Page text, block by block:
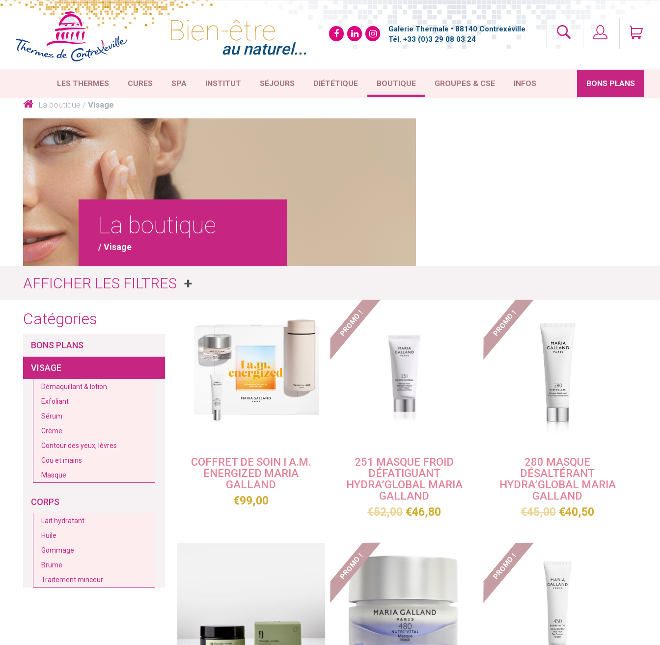
Skip
Bien-être
au naturel...
Galerie Thermale • 88140 Contrexéville
Tél. +33 (0)3 29 08 03 24
LES THERMES CURES SPA INSTITUT SÉJOURS DIÉTÉTIQUE BOUTIQUE GROUPES & CSE INFOS BONS PLANS
La boutique Visage
La boutique
/ Visage
FILTRES
Maria Galland
€299.00
Gamme Bio
Nos best Sellers
Les besoins
Anti-âge
Hydratation
Pureté & éclat
Catégories
BONS PLANS
VISAGE
Démaquillant & lotion
Exfoliant
Sérum
Crème
Contour des yeux, lèvres
Cou et mains
Masque
CORPS
Lait hydratant
Huile
Gommage
Brume
Traitement minceur
COFFRET DE SOIN I A.M.
ENERGIZED MARIA
GALLAND
€99,00
PROMO !
251 MASQUE FROID
DÉFATIGUANT
HYDRA’GLOBAL MARIA
GALLAND
€52,00 €46,80
PROMO !
280 MASQUE
DÉSALTÉRANT
HYDRA’GLOBAL MARIA
GALLAND
€45,00 €40,50
PROMO ! PROMO !